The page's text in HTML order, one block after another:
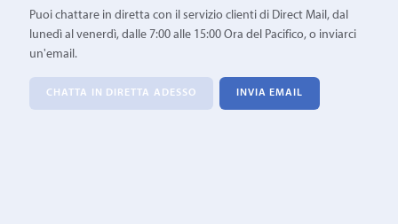
Puoi chattare in diretta con il servizio clienti di Direct Mail, dal
lunedì al venerdì, dalle 7:00 alle 15:00 Ora del Pacifico, o inviarci
un'email.
CHATTA IN DIRETTA ADESSO INVIA EMAIL